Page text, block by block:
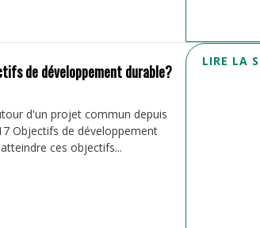
de développement durable?
d'un projet commun depuis
Objectifs de développement
ces objectifs...
LIRE LA